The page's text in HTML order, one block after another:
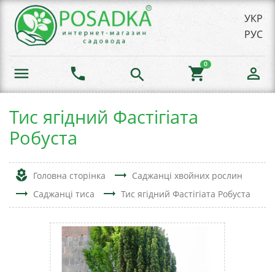
УКР
РУС
menu phone search shopping_cart
0
person_outline
Тис ягідний Фастігіата
Робуста
local_florist Головна сторінка trending_flat Саджанці хвойних рослин
trending_flat Саджанці тиса trending_flat Тис ягідний Фастігіата Робуста